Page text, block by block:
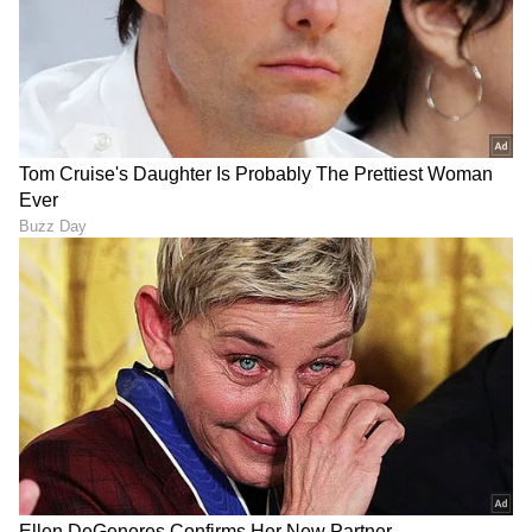
ಡೀಪ್‌ಫೇಕ್ ಹಾವಳಿಗೆ ಬ್ರೇಕ್: ಐಟಿ
ಕಾಯಿದೆ ಬಿಗಿಗೊಳಿಸಿದ ಮೋದಿ
ಸರ್ಕಾರ! ಕೇವಲ 3 ಗಂಟೆಯಲ್ಲಿ
ಡಿಲೀಟ್ ಆಗಬೇಕು ನಕಲಿ
ಕಂಟೆಂಟ್!
ಲಕ್ಷ: ಯುವಕ ಏನೇನು ಹೇಳಿದ್ದಾನೆ
ಕೇಳಿ
ಆಕಾಶದಲ್ಲಿ ವಿಮಾನ ನೋಡುತ್ತಾ
ಕುಣಿಯುತ್ತಿದ್ದ ಬಡ ಮಕ್ಕಳ
ಕೇವಲ 30 ಸಾವಿರ ವೇತನದಲ್ಲಿ
ಹಣ ಕೂಡಿಟ್ಟು